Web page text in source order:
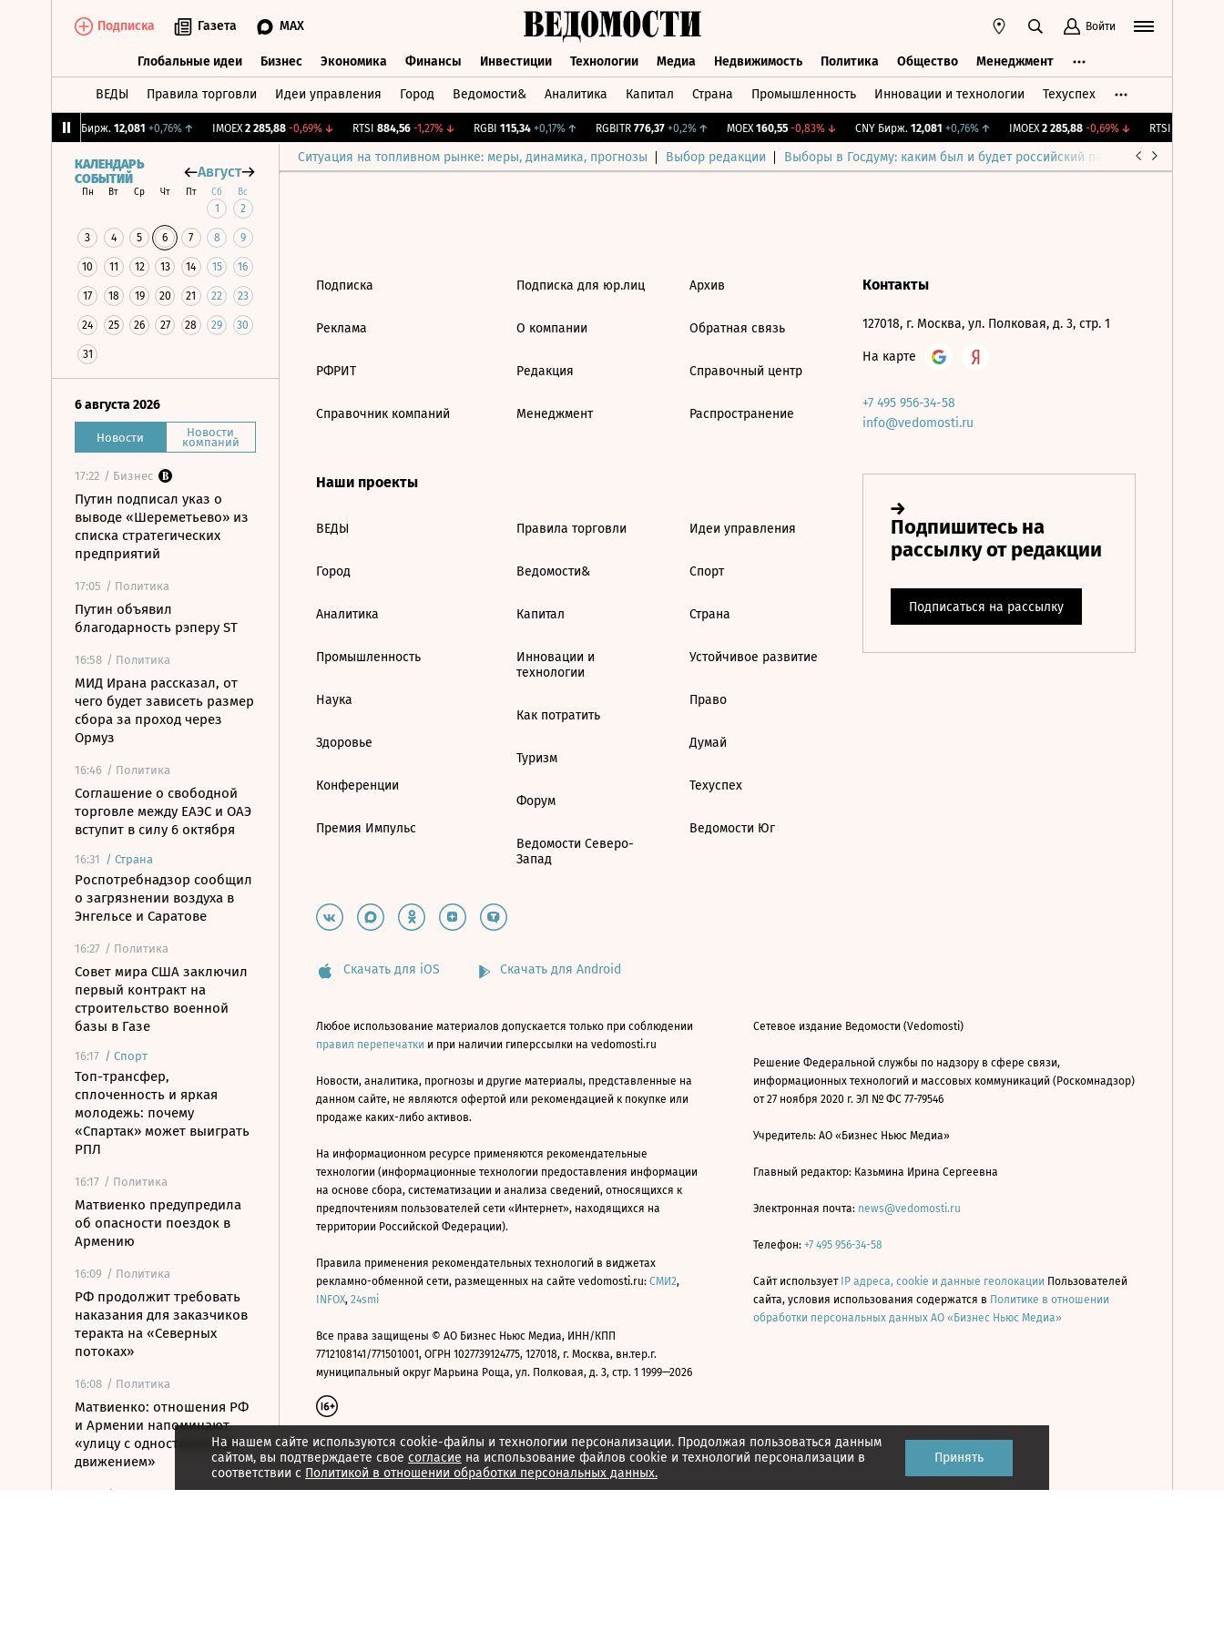
Подписка Газета MAX Войти
Глобальные идеи Бизнес Экономика Финансы Инвестиции Технологии Медиа Недвижимость Политика Общество Менеджмент
ВЕДЫ Правила торговли Идеи управления Город Ведомости& Аналитика Капитал Страна Промышленность Инновации и технологии Техуспех
CNY Бирж. 12,081 +0,76%↑ IMOEX 2 285,88 -0,69%↓ RTSI 884,56 -1,27%↓ RGBI 115,34 +0,17%↑ RGBITR 776,37 +0,2%↑ MOEX 160,55 -0,83%↓ CNY Бирж. 12,081 +0,76%↑ IMOEX 2 285,88 -0,69%↓ RTSI 884,56
Ситуация на топливном рынке: меры, динамика, прогнозы Выбор редакции Выборы в Госдуму: каким был и будет российский парламент
КАЛЕНДАРЬ
СОБЫТИЙ
Август
Пн Вт Ср Чт Пт Сб Вс
1 2
3 4 5 6 7 8 9
10 11 12 13 14 15 16
17 18 19 20 21 22 23
24 25 26 27 28 29 30
31
6 августа 2026
Новости Новости
компаний
17:22 / Бизнес
Путин подписал указ о
выводе «Шереметьево» из
списка стратегических
предприятий
17:05 / Политика
Путин объявил
благодарность рэперу ST
16:58 / Политика
МИД Ирана рассказал, от
чего будет зависеть размер
сбора за проход через
Ормуз
16:46 / Политика
Соглашение о свободной
торговле между ЕАЭС и ОАЭ
вступит в силу 6 октября
16:31 / Страна
Роспотребнадзор сообщил
о загрязнении воздуха в
Энгельсе и Саратове
16:27 / Политика
Совет мира США заключил
первый контракт на
строительство военной
базы в Газе
16:17 / Спорт
Топ-трансфер,
сплоченность и яркая
молодежь: почему
«Спартак» может выиграть
РПЛ
16:17 / Политика
Матвиенко предупредила
об опасности поездок в
Армению
16:09 / Политика
РФ продолжит требовать
наказания для заказчиков
теракта на «Северных
потоках»
16:08 / Политика
Матвиенко: отношения РФ
и Армении напоминают
«улицу с односторонним
движением»
/ Политика
На нашем сайте используются cookie-файлы и технологии персонализации. Продолжая пользоваться данным
сайтом, вы подтверждаете свое согласие на использование файлов cookie и технологий персонализации в
соответствии с Политикой в отношении обработки персональных данных.
Принять
Подписка
Реклама
РФРИТ
Справочник компаний
Подписка для юр.лиц
О компании
Редакция
Менеджмент
Архив
Обратная связь
Справочный центр
Распространение
Наши проекты
ВЕДЫ
Город
Аналитика
Промышленность
Наука
Здоровье
Конференции
Премия Импульс
Правила торговли
Ведомости&
Капитал
Инновации и
технологии
Как потратить
Туризм
Форум
Ведомости Северо-
Запад
Идеи управления
Спорт
Страна
Устойчивое развитие
Право
Думай
Техуспех
Ведомости Юг
Контакты
127018, г. Москва, ул. Полковая, д. 3, стр. 1
На карте
+7 495 956-34-58
info@vedomosti.ru
Скачать для iOS Скачать для Android
Любое использование материалов допускается только при соблюдении
правил перепечатки и при наличии гиперссылки на vedomosti.ru
Новости, аналитика, прогнозы и другие материалы, представленные на
данном сайте, не являются офертой или рекомендацией к покупке или
продаже каких-либо активов.
На информационном ресурсе применяются рекомендательные
технологии (информационные технологии предоставления информации
на основе сбора, систематизации и анализа сведений, относящихся к
предпочтениям пользователей сети «Интернет», находящихся на
территории Российской Федерации).
Правила применения рекомендательных технологий в виджетах
рекламно-обменной сети, размещенных на сайте vedomosti.ru: СМИ2,
INFOX, 24smi
Все права защищены © АО Бизнес Ньюс Медиа, ИНН/КПП
7712108141/771501001, ОГРН 1027739124775, 127018, г. Москва, вн.тер.г.
муниципальный округ Марьина Роща, ул. Полковая, д. 3, стр. 1 1999—2026
Сетевое издание Ведомости (Vedomosti)
Решение Федеральной службы по надзору в сфере связи,
информационных технологий и массовых коммуникаций (Роскомнадзор)
от 27 ноября 2020 г. ЭЛ № ФС 77-79546
Учредитель: АО «Бизнес Ньюс Медиа»
Главный редактор: Казьмина Ирина Сергеевна
Электронная почта: news@vedomosti.ru
Телефон: +7 495 956-34-58
Сайт использует IP адреса, cookie и данные геолокации Пользователей
сайта, условия использования содержатся в Политике в отношении
обработки персональных данных АО «Бизнес Ньюс Медиа»